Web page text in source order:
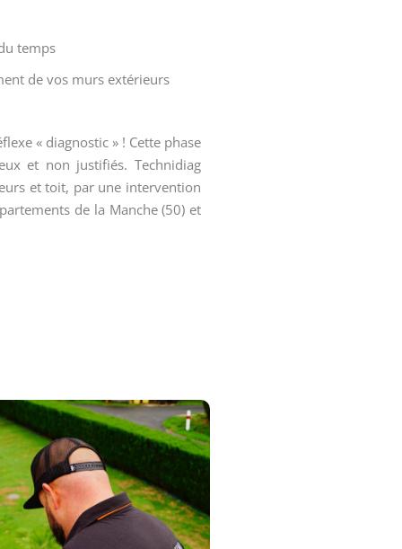
temps
de vos murs extérieurs
« diagnostic » ! Cette phase
et non justifiés. Technidiag
et toit, par une intervention
de la Manche (50) et